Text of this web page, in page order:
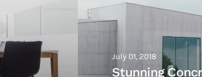
July 01, 2018
Stunning